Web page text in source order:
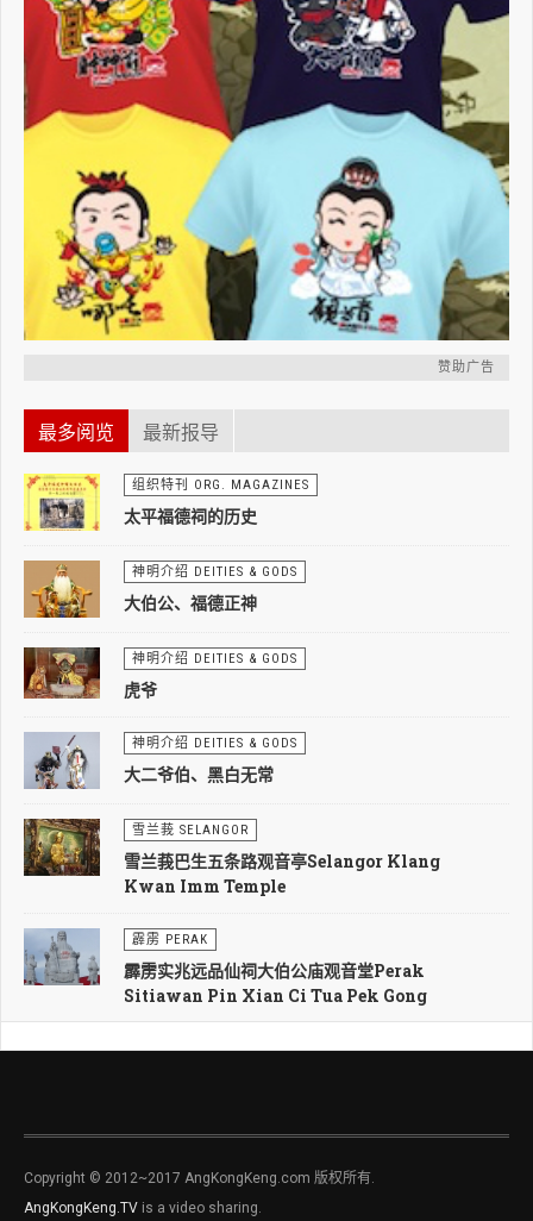
赞助广告
最多阅览 最新报导
组织特刊 ORG. MAGAZINES
太平福德祠的历史
神明介绍 DEITIES & GODS
大伯公、福德正神
神明介绍 DEITIES & GODS
虎爷
神明介绍 DEITIES & GODS
大二爷伯、黑白无常
雪兰莪 SELANGOR
雪兰莪巴生五条路观音亭Selangor Klang
Kwan Imm Temple
霹雳 PERAK
霹雳实兆远品仙祠大伯公庙观音堂Perak
Sitiawan Pin Xian Ci Tua Pek Gong
Copyright © 2012~2017 AngKongKeng.com 版权所有.
AngKongKeng.TV is a video sharing.